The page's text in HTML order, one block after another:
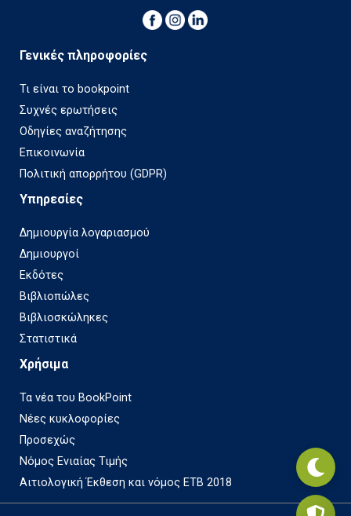
Γενικές πληροφορίες
Τι είναι το bookpoint
Συχνές ερωτήσεις
Οδηγίες αναζήτησης
Επικοινωνία
Πολιτική απορρήτου (GDPR)
Υπηρεσίες
Δημιουργία λογαριασμού
Δημιουργοί
Εκδότες
Βιβλιοπώλες
Βιβλιοσκώληκες
Στατιστικά
Χρήσιμα
Τα νέα του BookPoint
Νέες κυκλοφορίες
Προσεχώς
Νόμος Ενιαίας Τιμής
Αιτιολογική Έκθεση και νόμος ΕΤΒ 2018